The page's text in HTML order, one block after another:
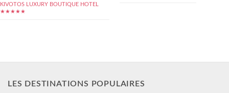
KIVOTOS LUXURY BOUTIQUE HOTEL
★★★★★
LES DESTINATIONS POPULAIRES